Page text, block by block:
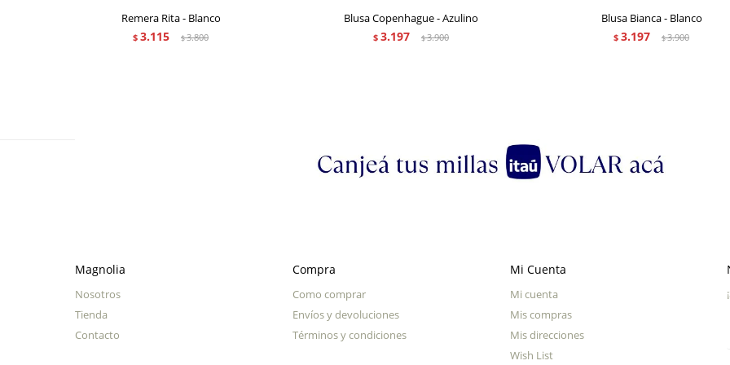
Remera Rita - Blanco
$ 3.115 $3.800
Blusa Copenhague - Azulino
$ 3.197 $3.900
Blusa Bianca - Blanco
$ 3.197 $3.900
Magnolia
Nosotros
Tienda
Contacto
Compra
Como comprar
Envíos y devoluciones
Términos y condiciones
Mi Cuenta
Mi cuenta
Mis compras
Mis direcciones
Wish List